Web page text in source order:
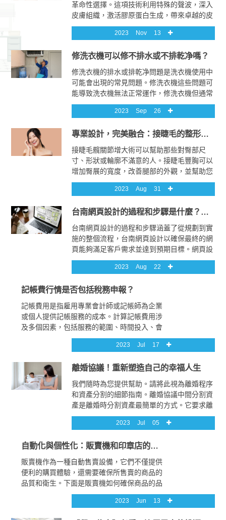
革命性選擇。這項技術利用特殊的聲波，深入
皮膚組織，激活膠原蛋白生成，帶來卓越的皮
膚提升效果。相較於傳統手術，台南音波拉皮
無需切割皮膚，提供非侵入性的安全治療，大
持久，使得追求年輕輪廓的人們能夠在不經歷
風險的情況下實現肌膚的重塑。這項技術的優
勢在於安全性、自然效果以及簡便的治療過
程，為迎接肌膚年輕的新時代帶來了無限可
2023 Nov 13
修洗衣機可以修不排水或不排乾净嗎？
修洗衣機的排水或排乾净問題是洗衣機使用中
可能會出現的常見問題。修洗衣機這些問題可
能導致洗衣機無法正常運作，修洗衣機但通常
可以通過一些方法來修復。首先，讓我們討論
一下修洗衣機可能導致排水或排乾净問題的一
果排水管道被污垢、纖維或其他雜物堵塞，洗
衣機就無法正確排放水分。
2023 Sep 26
專業設計，完美融合：接睫毛的整形藝術
接睫毛髖關節增大術可以幫助那些對臀部尺
寸、形狀或輪廓不滿意的人。接睫毛豐胸可以
增加臀展的寬度，改善腿部的外觀，並幫助您
塑造更勻稱的整體身材。髖部增大的兩個主要
手術是髖關節植入和脂肪移植，儘管在極少數
皮填充劑）來糾正髖部下垂。接睫毛適合您的
程序取決於您的目標、期望和個人舒適區。
2023 Aug 31
台南網頁設計的過程和步驟是什麼？需要多長時間完成一個項目？
台南網頁設計的過程和步驟涵蓋了從規劃到實
施的整個流程，台南網頁設計以確保最終的網
頁能夠滿足客戶需求並達到預期目標。網頁設
計的完成時間會因項目的複雜性、功能需求和
客戶合作等因素而有所不同。台南網頁設計以
間的概述。1. 需求分析和計劃： 在這一階
段，設計團隊將與客戶溝通，台南網頁設計了
解其需求、目標和期望。討論網頁的功能、內
容、設計風格等。同時，制定項目計劃和時間
2023 Aug 22
記帳費行情是否包括稅務申報？
記帳費用是指雇用專業會計師或記帳師為企業
或個人提供記帳服務的成本。計算記帳費用涉
及多個因素，包括服務的範圍、時間投入、會
計專業水平和市場行情。以下是一些常見的計
算方式和相關考慮因素：服務範圍：記帳服務
括日常會計記錄、財務報表編制、稅務申報、
工資計算等。根據所需的服務範圍的廣度和複
雜性，費用可能有所不同。
2023 Jul 17
離婚協議！重新塑造自己的幸福人生
我們隨時為您提供幫助。請將此視為離婚程序
和資產分割的細節指南。離婚協議中間分割資
產是離婚時分割資產最簡單的方式。它要求離
婚雙方獲得婚姻存續期間獲得的資產的一半。
離婚協議開始分割資產的過程可能很困難，離
集所有資產、負債和收入的記錄。記錄所有資
產的公平市場價值以及當前擁有這些資產的人
非常重要。
2023 Jul 05
自動化與個性化：販賣機和印章店的現代需求
販賣機作為一種自動售賣設備，它們不僅提供
便利的購買體驗，還需要確保所售賣的商品的
品質和衛生。下面是販賣機如何確保商品的品
質和衛生的幾種常見方式：定期檢查和補充：
販賣機經營者通常會定期檢查販賣機的庫存狀
2023 Jun 13